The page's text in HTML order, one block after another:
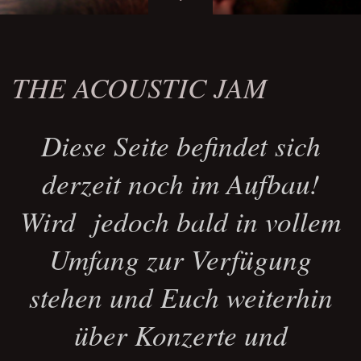
THE ACOUSTIC JAM
Diese Seite befindet sich
derzeit noch im Aufbau!
Wird jedoch bald in vollem
Umfang zur Verfügung
stehen und Euch weiterhin
über Konzerte und